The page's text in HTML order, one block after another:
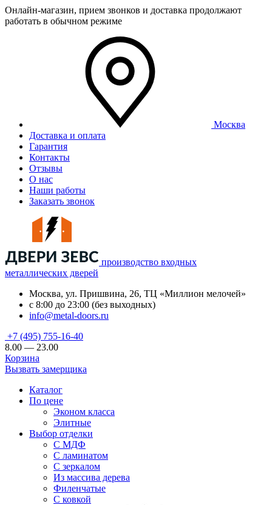
Онлайн-магазин, прием звонков и доставка продолжают
работать в обычном режиме
Москва
Доставка и оплата
Гарантия
Контакты
Отзывы
О нас
Наши работы
Заказать звонок
производство входных
металлических дверей
Москва, ул. Пришвина, 26, ТЦ «Миллион мелочей»
с 8:00 до 23:00 (без выходных)
info@metal-doors.ru
+7 (495) 755-16-40
8.00 — 23.00
Корзина
Вызвать замерщика
Каталог
По цене
Эконом класса
Элитные
Выбор отделки
С МДФ
С ламинатом
С зеркалом
Из массива дерева
Филенчатые
С ковкой